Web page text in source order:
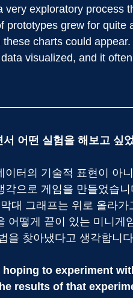
very exploratory process
prototypes grew for
these charts could
visualized, and it
서 어떤 실험을 해보고 싶
이터의 기술적 표현이 아
각으로 게임을 만들었습
대 그래프는 위로 올라
어떻게 끝이 있는 미니게
을 찾아냈다고 생각합니
hoping to experiment
results of that